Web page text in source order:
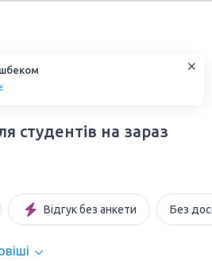
студентів на зараз
Відгук без анкети Без